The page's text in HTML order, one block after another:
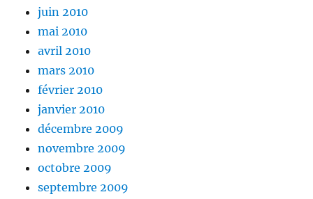
juin 2010
mai 2010
avril 2010
mars 2010
février 2010
janvier 2010
décembre 2009
novembre 2009
octobre 2009
septembre 2009